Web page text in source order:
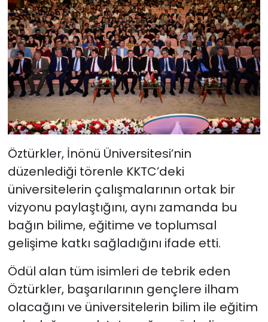
Öztürkler, İnönü Üniversitesi’nin
düzenlediği törenle KKTC’deki
üniversitelerin çalışmalarının ortak bir
vizyonu paylaştığını, aynı zamanda bu
bağın bilime, eğitime ve toplumsal
gelişime katkı sağladığını ifade etti.
Ödül alan tüm isimleri de tebrik eden
Öztürkler, başarılarının gençlere ilham
olacağını ve üniversitelerin bilim ile eğitim